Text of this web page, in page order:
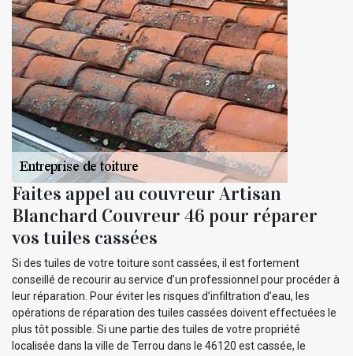
Faites appel au couvreur Artisan
Blanchard Couvreur 46 pour réparer
vos tuiles cassées
Si des tuiles de votre toiture sont cassées, il est fortement
conseillé de recourir au service d’un professionnel pour procéder à
leur réparation. Pour éviter les risques d’infiltration d’eau, les
opérations de réparation des tuiles cassées doivent effectuées le
plus tôt possible. Si une partie des tuiles de votre propriété
localisée dans la ville de Terrou dans le 46120 est cassée, le